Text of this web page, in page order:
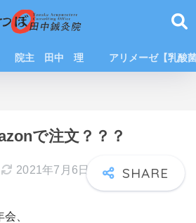
院主 田中 理 アリメーゼ【乳酸
で注文？？？
2021年7月6日
、